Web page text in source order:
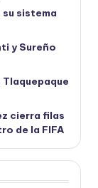
sistema
y Sureño
cierra filas
de la FIFA